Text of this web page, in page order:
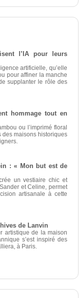
l’IA pour leurs
artificielle, qu’elle
pour affiner la manche
supplanter le rôle des
hommage tout en
ou l’imprimé floral
maisons historiques
: « Mon but est de
un vestiaire chic et
et Celine, permet
artisanale à cette
de Lanvin
artistique de la maison
s’est inspiré des
à Paris.